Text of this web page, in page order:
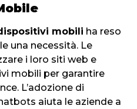
mobili ha reso
una necessità. Le
i loro siti web e
mobili per garantire
L’adozione di
aiuta le aziende a